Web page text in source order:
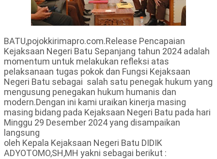
Advokat, Abd. Aziz Divonis Bersalah
BATU,pojokkirimapro.com.Release Pencapaian
Kejaksaan Negeri Batu Sepanjang tahun 2024 adalah
momentum untuk melakukan refleksi atas
pelaksanaan tugas pokok dan Fungsi Kejaksaan
Negeri Batu sebagai salah satu penegak hukum yang
mengusung penegakan hukum humanis dan
modern.Dengan ini kami uraikan kinerja masing
masing bidang pada Kejaksaan Negeri Batu pada hari
Minggu 29 Desember 2024 yang disampaikan
langsung
oleh Kepala Kejaksaan Negeri Batu DIDIK
ADYOTOMO,SH,MH yakni sebagai berikut :